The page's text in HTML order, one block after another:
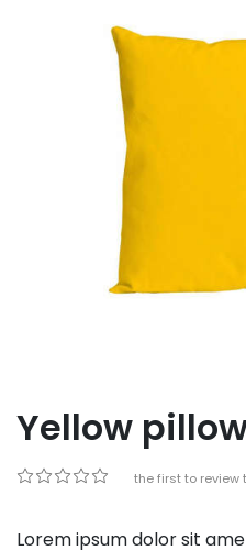
Yellow
Be the first to
Lorem ipsum dolor sit